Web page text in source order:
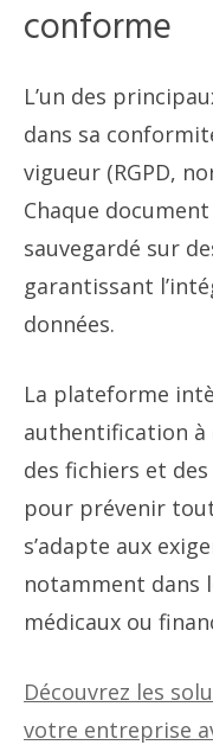
conforme
L’un des
dans sa
vigueur (RGPD,
Chaque
sauvegardé sur
garantissant
données.
La plateforme
authentification à
des fichiers et
pour prévenir
s’adapte aux
notamment dans
médicaux ou
Découvrez les
votre entreprise